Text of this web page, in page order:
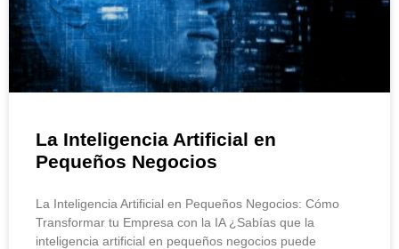
La Inteligencia Artificial en
Pequeños Negocios
La Inteligencia Artificial en Pequeños Negocios: Cómo
Transformar tu Empresa con la IA ¿Sabías que la
inteligencia artificial en pequeños negocios puede